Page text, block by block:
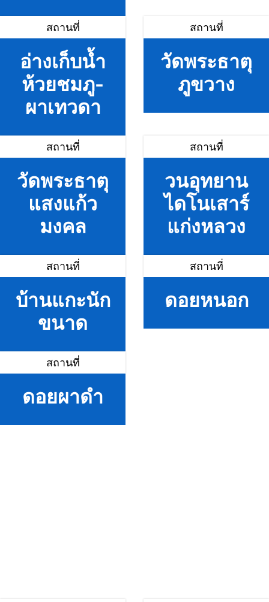
สถานที่
อ่างเก็บน้ำ
ห้วยชมภู-
ผาเทวดา
สถานที่
วัดพระธาตุ
ภูขวาง
สถานที่
วัดพระธาตุ
แสงแก้ว
มงคล
สถานที่
วนอุทยาน
ไดโนเสาร์
แก่งหลวง
สถานที่
บ้านแกะนัก
ขนาด
สถานที่
ดอยหนอก
สถานที่
ดอยผาดำ